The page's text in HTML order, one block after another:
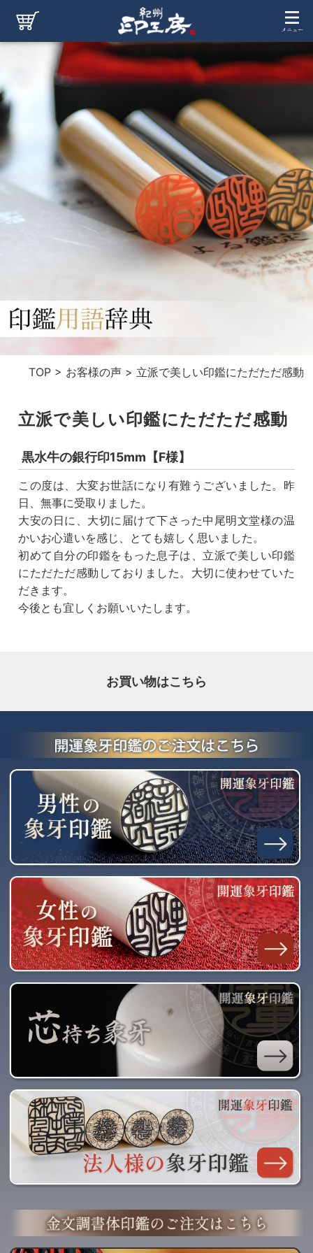
TOP> お客様の声> 立派で美しい印鑑にただただ感動
立派で美しい印鑑にただただ感動
黒水牛の銀行印15mm【F様】
この度は、大変お世話になり有難うございました。昨
日、無事に受取りました。
大安の日に、大切に届けて下さった中尾明文堂様の温
かいお心遣いを感じ、とても嬉しく思いました。
初めて自分の印鑑をもった息子は、立派で美しい印鑑
にただただ感動しておりました。大切に使わせていた
だきます。
今後とも宜しくお願いいたします。
お買い物はこちら